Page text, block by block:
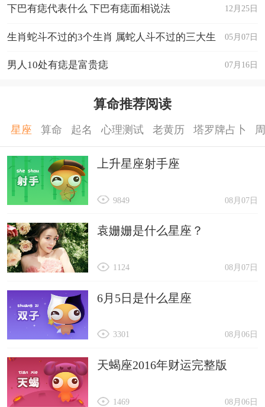
12月25日
下巴有痣代表什么 下巴有痣面相说法
05月07日
生肖蛇斗不过的3个生肖 属蛇人斗不过的三大生
肖 07月16日
男人10处有痣是富贵痣
算命推荐阅读
星座 算命 起名 心理测试 老黄历 塔罗牌占卜
上升星座射手座
08月07日
9849
袁姗姗是什么星座？
08月07日
1124
6月5日是什么星座
08月06日
3301
天蝎座2016年财运完整版
08月06日
1469